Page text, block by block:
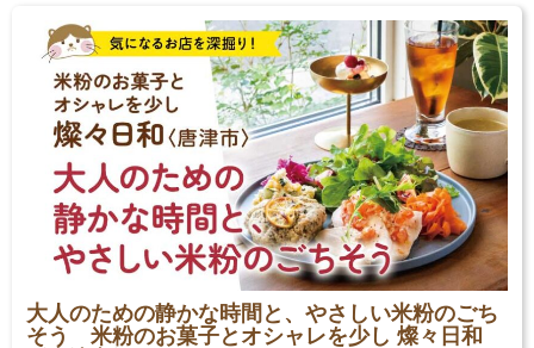
大人のための静かな時間と、やさしい米粉のごち
そう 米粉のお菓子とオシャレを少し 燦々日和